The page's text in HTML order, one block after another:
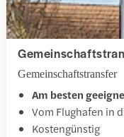
Gemeinschaftstransfer
Am besten
Vom Flughafen in
Kostengünstig